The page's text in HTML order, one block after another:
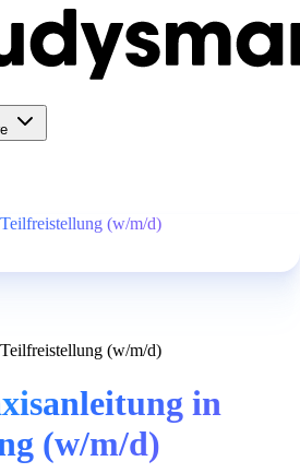
(w/m/d)
(w/m/d)
in
(w/m/d)